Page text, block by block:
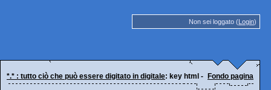
Non sei loggato (Login)
*.* : tutto ciò che può essere digitato in digitale: key html - chiavi interessanti
Fondo pagina